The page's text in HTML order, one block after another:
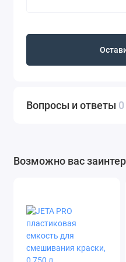
Вопросы и ответы 0
Возможно вас